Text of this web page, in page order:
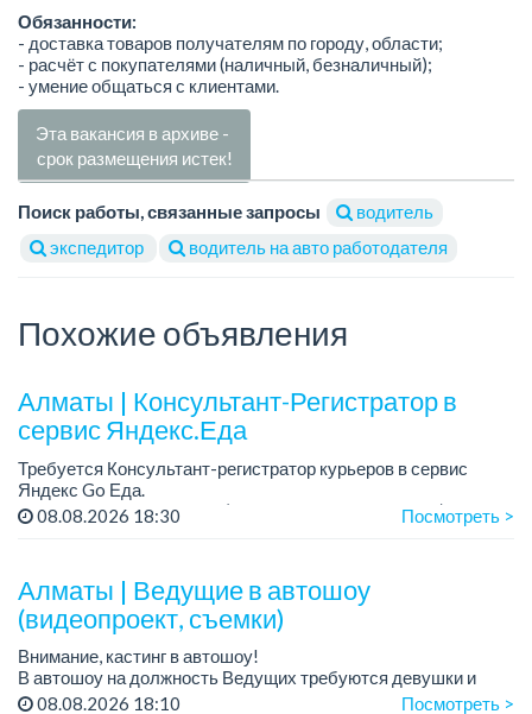
Обязанности:
- доставка товаров получателям по городу, области;
- расчёт с покупателями (наличный, безналичный);
- умение общаться с клиентами.
Эта вакансия в архиве -
срок размещения истек!
Поиск работы, связанные запросы
водитель
экспедитор
водитель на авто работодателя
Похожие объявления
Алматы | Консультант-Регистратор в
сервис Яндекс.Еда
Требуется Консультант-регистратор курьеров в сервис
Яндекс Go Еда.
Условия: работа в офисе (Абылай хана - Макатаева).
08.08.2026 18:30 Посмотреть >
Алматы | Ведущие в автошоу
(видеопроект, съемки)
Внимание, кастинг в автошоу!
В автошоу на должность Ведущих требуются девушки и
парни. А также авто эксперты и авто перекупы.
08.08.2026 18:10 Посмотреть >